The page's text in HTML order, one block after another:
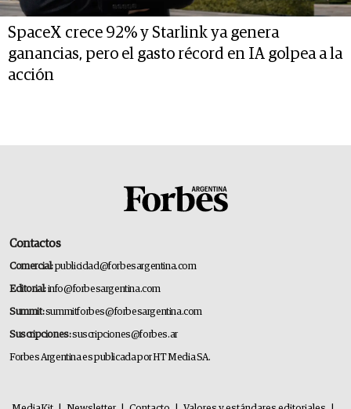
SpaceX crece 92% y Starlink ya genera
ganancias, pero el gasto récord en IA golpea a la
acción
Contactos
Comercial:publicidad@forbesargentina.com
Editorial:info@forbesargentina.com
Summit:summitforbes@forbesargentina.com
Suscripciones:suscripciones@forbes.ar
Forbes Argentina es publicada por HT Media SA.